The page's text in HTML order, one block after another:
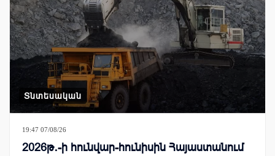
Տնտեսական
19:47 07/08/26
2026թ․-ի հունվար-հունիսին Հայաստանում